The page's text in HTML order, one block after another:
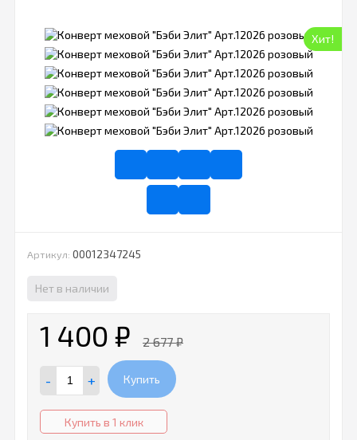
Хит!
Артикул: 00012347245
Нет в наличии
1 400 ₽ 2 677₽
- + Купить
Купить в 1 клик